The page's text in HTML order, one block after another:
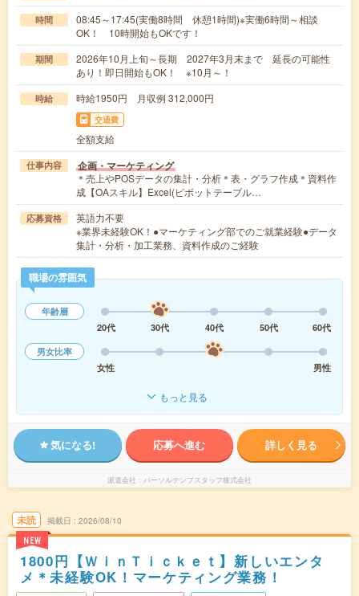
時間
08:45～17:45(実働8時間 休憩1時間)※実働6時間～相談
OK！ 10時開始もOKです！
期間
2026年10月上旬～長期 2027年3月末まで 延長の可能性
あり！即日開始もOK！ ※10月～！
時給 時給1950円 月収例 312,000円
交通費
全額支給
仕事内容 企画・マーケティング
＊売上やPOSデータの集計・分析＊表・グラフ作成＊資料作
成【OAスキル】Excel(ピボットテーブル…
応募資格
英語力不要
※業界未経験OK！●マーケティング部でのご就業経験●データ
集計・分析・加工業務、資料作成のご経験
職場の雰囲気
年齢層
20代
30代 40代 50代
60代
男女比率
女性
男性
もっと見る
気になる! 応募へ進む 詳しく見る
派遣会社 パーソルテンプスタッフ株式会社
未読
NEW
掲載日 2026/08/10
1800円【ＷｉｎＴｉｃｋｅｔ】新しいエンタ
メ＊未経験OK！マーケティング業務！